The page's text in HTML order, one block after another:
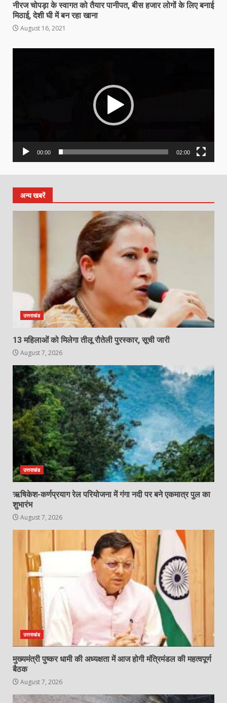
नीरज चोपड़ा के स्वागत को तैयार पानीपत, बीस हजार लोगों के लिए बनाई
मिठाई, देशी घी में बन रहा खाना
August 16, 2021
00:00 02:00
अन्य खबरें
उत्तराखंड
13 महिलाओं को मिलेगा तीलू रौतेली पुरस्कार, सूची जारी
August 7, 2026
उत्तराखंड
ऋषिकेश-कर्णप्रयाग रेल परियोजना में गंगा नदी पर बने एकमात्र पुल का
शुभारंभ
August 7, 2026
उत्तराखंड
मुख्यमंत्री पुष्कर धामी की अध्यक्षता में आज होगी मंत्रिमंडल की महत्वपूर्ण
बैठक
August 7, 2026